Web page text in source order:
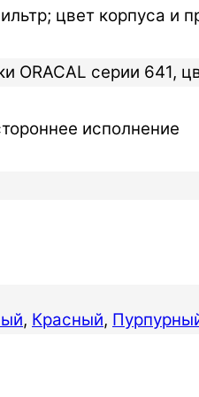
цвет корпуса и
ORACAL серии 641,
исполнение
, Красный,